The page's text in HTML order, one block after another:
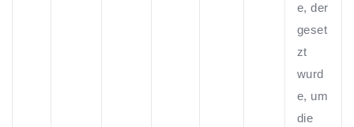
e, der
geset
zt
wurd
e, um
die